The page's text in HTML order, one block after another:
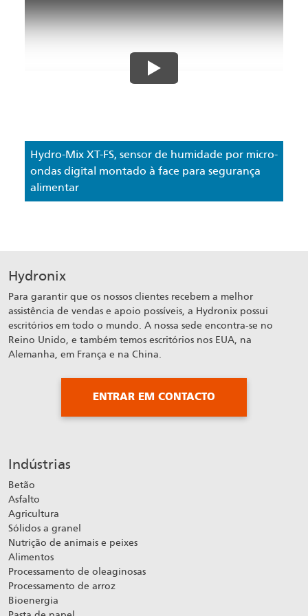
Hydro-Mix XT-FS, sensor de humidade por micro-
ondas digital montado à face para segurança
alimentar
Hydronix
Para garantir que os nossos clientes recebem a melhor
assistência de vendas e apoio possíveis, a Hydronix possui
escritórios em todo o mundo. A nossa sede encontra-se no
Reino Unido, e também temos escritórios nos EUA, na
Alemanha, em França e na China.
ENTRAR EM CONTACTO
Indústrias
Betão
Asfalto
Agricultura
Sólidos a granel
Nutrição de animais e peixes
Alimentos
Processamento de oleaginosas
Processamento de arroz
Bioenergia